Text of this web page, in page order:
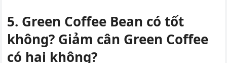
5. Green Coffee Bean có tốt
không? Giảm cân Green Coffee
có hại không?